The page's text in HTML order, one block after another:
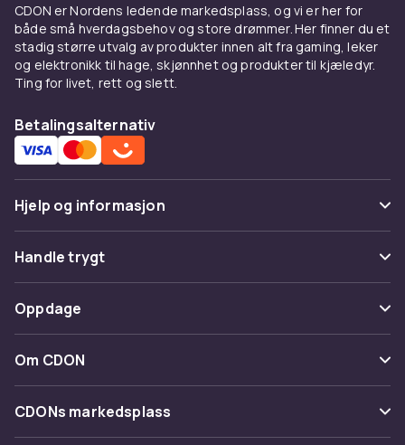
CDON er Nordens ledende markedsplass, og vi er her for
både små hverdagsbehov og store drømmer. Her finner du et
stadig større utvalg av produkter innen alt fra gaming, leker
og elektronikk til hage, skjønnhet og produkter til kjæledyr.
Ting for livet, rett og slett.
Betalingsalternativ
Hjelp og informasjon
Vanlige spørsmål
Spor pakke
Angre & returner her
Kontakt oss
Handle trygt
Betaling
Levering
Tilbakekallinger
Oppdage
Kategorier
Varemerker
Om CDON
Om oss
Kundeanmeldelser
CDONs markedsplass